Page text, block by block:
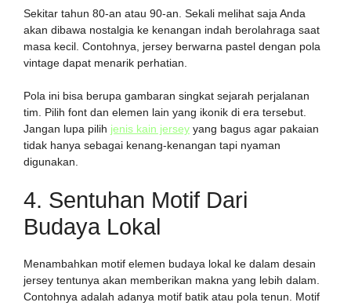
Sekitar tahun 80-an atau 90-an. Sekali melihat saja Anda
akan dibawa nostalgia ke kenangan indah berolahraga saat
masa kecil. Contohnya, jersey berwarna pastel dengan pola
vintage dapat menarik perhatian.
Pola ini bisa berupa gambaran singkat sejarah perjalanan
tim. Pilih font dan elemen lain yang ikonik di era tersebut.
Jangan lupa pilih jenis kain jersey yang bagus agar pakaian
tidak hanya sebagai kenang-kenangan tapi nyaman
digunakan.
4. Sentuhan Motif Dari
Budaya Lokal
Menambahkan motif elemen budaya lokal ke dalam desain
jersey tentunya akan memberikan makna yang lebih dalam.
Contohnya adalah adanya motif batik atau pola tenun. Motif